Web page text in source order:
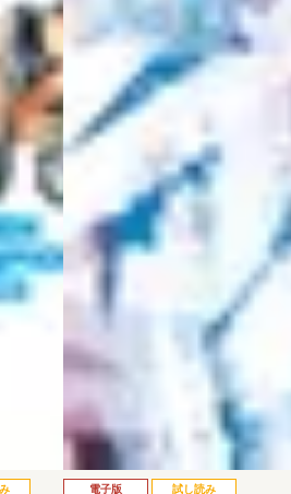
電子版 試し読み